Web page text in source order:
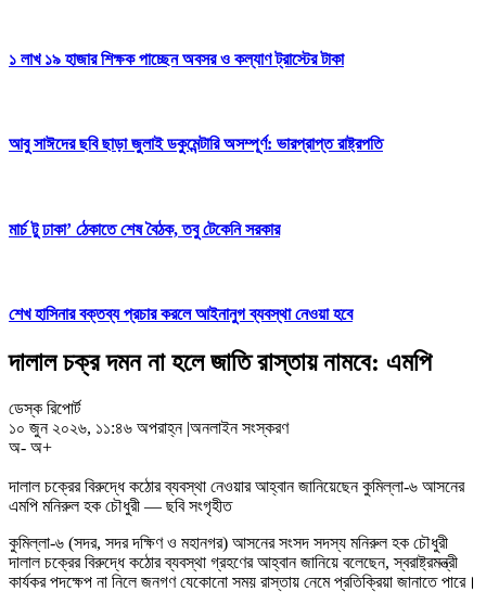
১ লাখ ১৯ হাজার শিক্ষক পাচ্ছেন অবসর ও কল্যাণ ট্রাস্টের টাকা
আবু সাঈদের ছবি ছাড়া জুলাই ডকুমেন্টারি অসম্পূর্ণ: ভারপ্রাপ্ত রাষ্ট্রপতি
মার্চ টু ঢাকা’ ঠেকাতে শেষ বৈঠক, তবু টেকেনি সরকার
শেখ হাসিনার বক্তব্য প্রচার করলে আইনানুগ ব্যবস্থা নেওয়া হবে
দালাল চক্র দমন না হলে জাতি রাস্তায় নামবে: এমপি
ডেস্ক রিপোর্ট
১০ জুন ২০২৬, ১১:৪৬ অপরাহ্ন |অনলাইন সংস্করণ
অ- অ+
দালাল চক্রের বিরুদ্ধে কঠোর ব্যবস্থা নেওয়ার আহ্বান জানিয়েছেন কুমিল্লা-৬ আসনের
এমপি মনিরুল হক চৌধুরী — ছবি সংগৃহীত
কুমিল্লা-৬ (সদর, সদর দক্ষিণ ও মহানগর) আসনের সংসদ সদস্য মনিরুল হক চৌধুরী
দালাল চক্রের বিরুদ্ধে কঠোর ব্যবস্থা গ্রহণের আহ্বান জানিয়ে বলেছেন, স্বরাষ্ট্রমন্ত্রী
কার্যকর পদক্ষেপ না নিলে জনগণ যেকোনো সময় রাস্তায় নেমে প্রতিক্রিয়া জানাতে পারে।